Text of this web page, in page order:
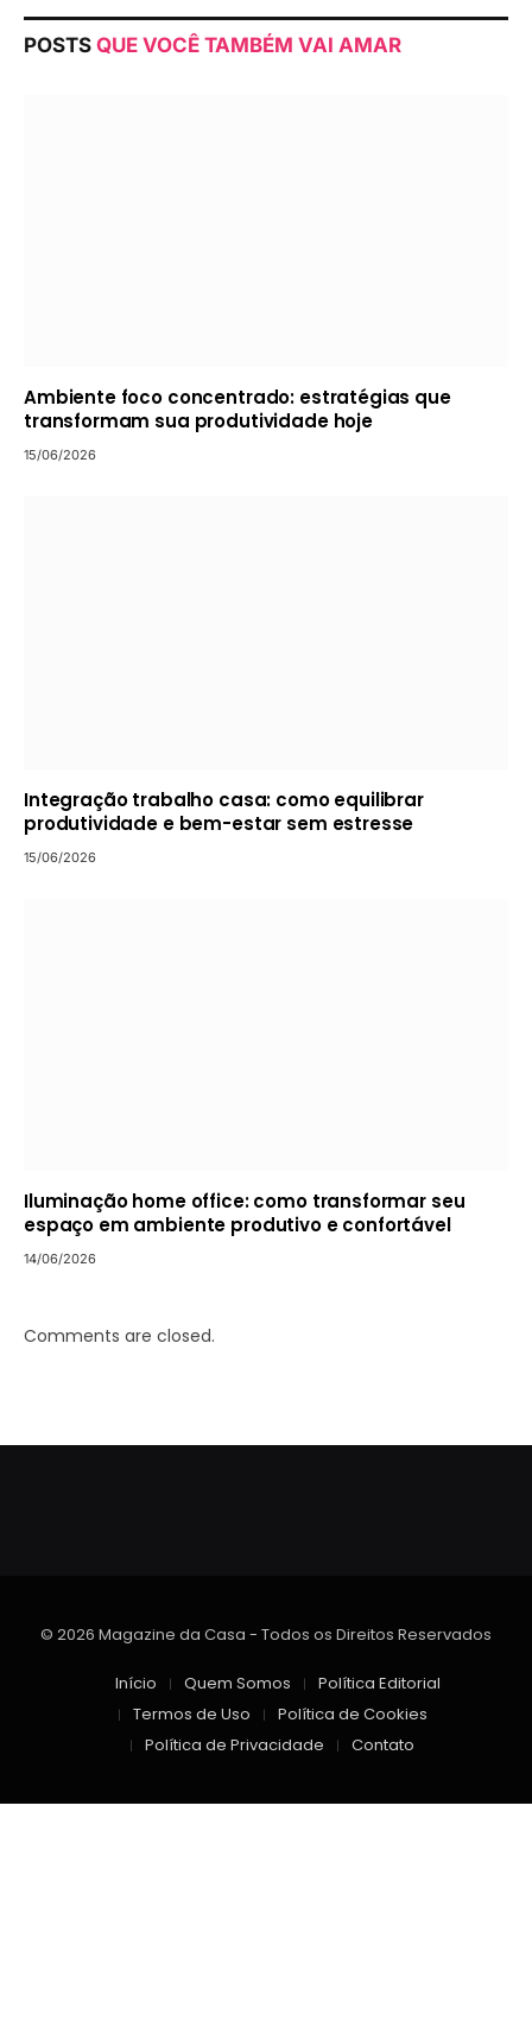
POSTS QUE VOCÊ TAMBÉM VAI AMAR
Ambiente foco concentrado: estratégias que
transformam sua produtividade hoje
15/06/2026
Integração trabalho casa: como equilibrar
produtividade e bem-estar sem estresse
15/06/2026
Iluminação home office: como transformar seu
espaço em ambiente produtivo e confortável
14/06/2026
Comments are closed.
© 2026 Magazine da Casa - Todos os Direitos Reservados
Início Quem Somos
Política Editorial
Termos de Uso
Política de Cookies
Política de Privacidade
Contato